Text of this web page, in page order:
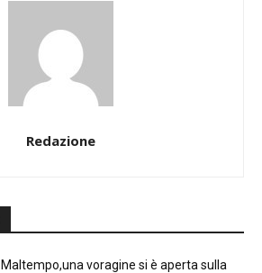
Redazione
Maltempo,una voragine si è aperta sulla